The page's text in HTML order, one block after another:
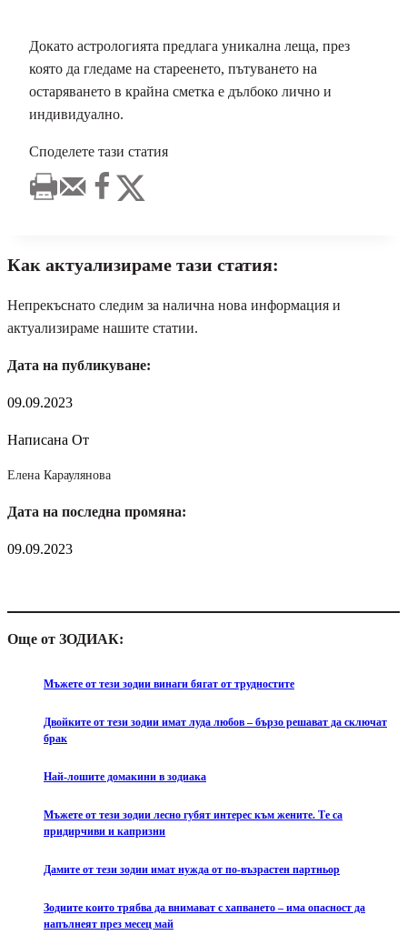
Докато астрологията предлага уникална леща, през
която да гледаме на стареенето, пътуването на
остаряването в крайна сметка е дълбоко лично и
индивидуално.
Споделете тази статия
Как актуализираме тази статия:
Непрекъснато следим за налична нова информация и
актуализираме нашите статии.
Дата на публикуване:
09.09.2023
Написана От
Елена Караулянова
Дата на последна промяна:
09.09.2023
Още от ЗОДИАК:
Мъжете от тези зодии винаги бягат от трудностите
Двойките от тези зодии имат луда любов – бързо решават да сключат
брак
Най-лошите домакини в зодиака
Мъжете от тези зодии лесно губят интерес към жените. Те са
придирчиви и капризни
Дамите от тези зодии имат нужда от по-възрастен партньор
Зодиите които трябва да внимават с хапването – има опасност да
напълнеят през месец май